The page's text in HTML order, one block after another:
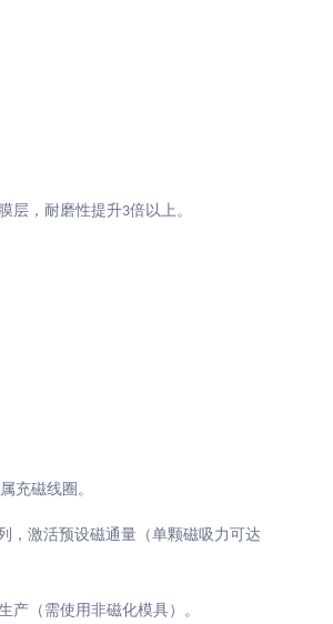
层，耐磨性提升3倍以上。
充磁线圈。
，激活预设磁通量（单颗磁吸力可达
产（需使用非磁化模具）。